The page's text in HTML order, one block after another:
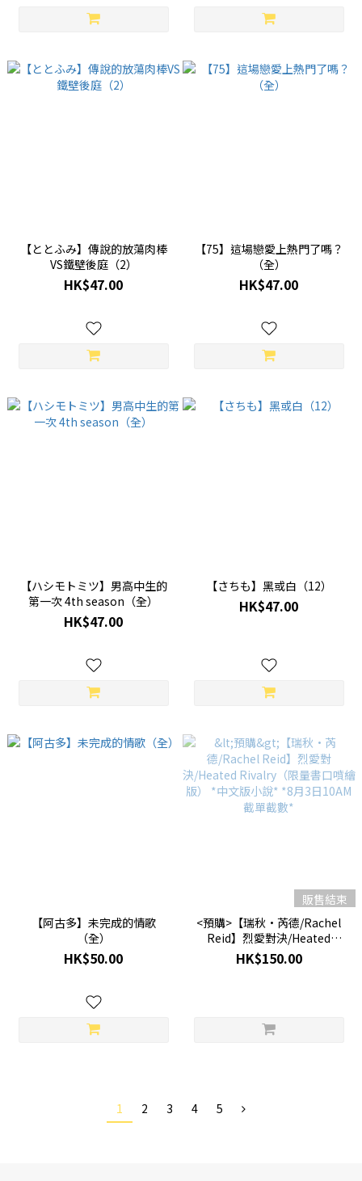
【ととふみ】傳說的放蕩肉棒
VS鐵壁後庭（2）
HK$47.00
【75】這場戀愛上熱門了嗎？
（全）
HK$47.00
【ハシモトミツ】男高中生的
第一次 4th season（全）
HK$47.00
【さちも】黑或白（12）
HK$47.00
【阿古多】未完成的情歌
（全）
HK$50.00
販售結束
<預購>【瑞秋·芮德/Rachel
Reid】烈愛對決/Heated
Rivalry（限量書口噴繪版） *
中文版小說* *8月3日10AM 截
HK$150.00
1 2 3 4 5